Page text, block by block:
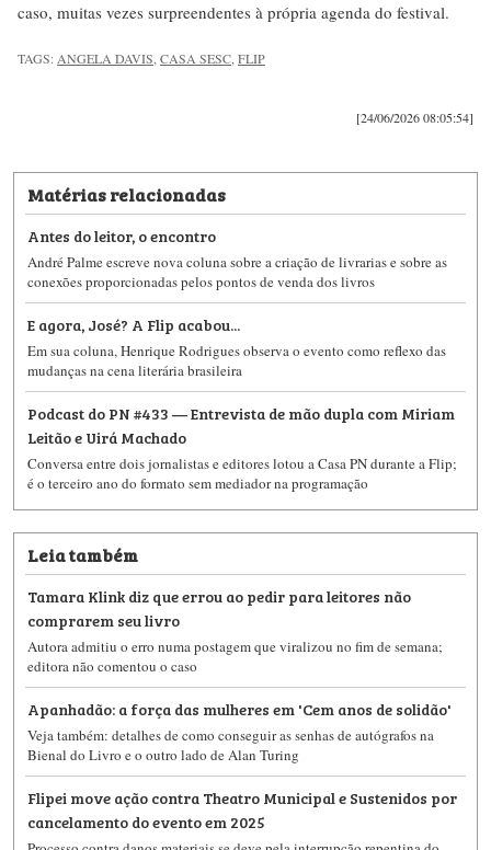
caso, muitas vezes surpreendentes à própria agenda do festival.
TAGS:ANGELA DAVIS,CASA SESC,FLIP
[24/06/2026 08:05:54]
Matérias relacionadas
Antes do leitor, o encontro
André Palme escreve nova coluna sobre a criação de livrarias e sobre as
conexões proporcionadas pelos pontos de venda dos livros
E agora, José? A Flip acabou...
Em sua coluna, Henrique Rodrigues observa o evento como reflexo das
mudanças na cena literária brasileira
Podcast do PN #433 — Entrevista de mão dupla com Miriam
Leitão e Uirá Machado
Conversa entre dois jornalistas e editores lotou a Casa PN durante a Flip;
é o terceiro ano do formato sem mediador na programação
Leia também
Tamara Klink diz que errou ao pedir para leitores não
comprarem seu livro
Autora admitiu o erro numa postagem que viralizou no fim de semana;
editora não comentou o caso
Apanhadão: a força das mulheres em 'Cem anos de solidão'
Veja também: detalhes de como conseguir as senhas de autógrafos na
Bienal do Livro e o outro lado de Alan Turing
Flipei move ação contra Theatro Municipal e Sustenidos por
cancelamento do evento em 2025